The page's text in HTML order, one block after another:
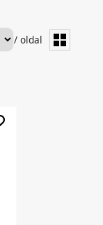
/ oldal